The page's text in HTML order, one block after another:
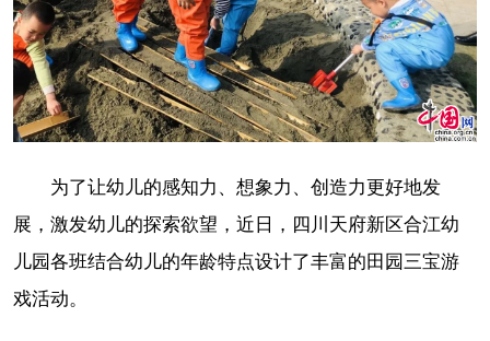
为了让幼儿的感知力、想象力、创造力更好地发
展，激发幼儿的探索欲望，近日，四川天府新区合江幼
儿园各班结合幼儿的年龄特点设计了丰富的田园三宝游
戏活动。